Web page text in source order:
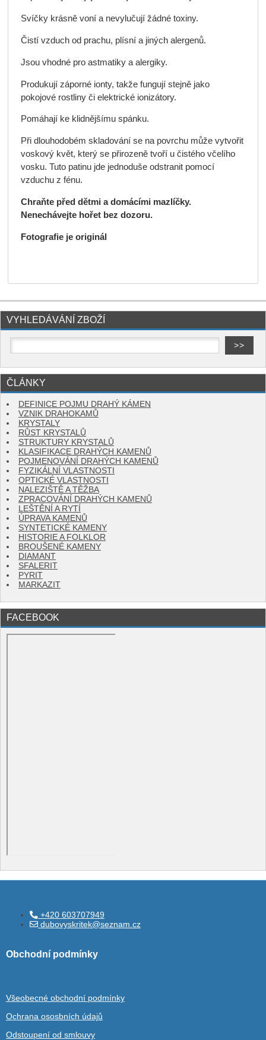
Svíčky krásně voní a nevylučují žádné toxiny.
Čistí vzduch od prachu, plísní a jiných alergenů.
Jsou vhodné pro astmatiky a alergiky.
Produkují záporné ionty, takže fungují stejně jako
pokojové rostliny či elektrické ionizátory.
Pomáhají ke klidnějšímu spánku.
Při dlouhodobém skladování se na povrchu může vytvořit
voskový květ, který se přirozeně tvoří u čistého včelího
vosku. Tuto patinu jde jednoduše odstranit pomocí
vzduchu z fénu.
Chraňte před dětmi a domácími mazlíčky.
Nenechávejte hořet bez dozoru.
Fotografie je originál
VYHLEDÁVÁNÍ ZBOŽÍ
ČLÁNKY
DEFINICE POJMU DRAHÝ KÁMEN
VZNIK DRAHOKAMŮ
KRYSTALY
RŮST KRYSTALŮ
STRUKTURY KRYSTALŮ
KLASIFIKACE DRAHÝCH KAMENŮ
POJMENOVÁNÍ DRAHÝCH KAMENŮ
FYZIKÁLNÍ VLASTNOSTI
OPTICKÉ VLASTNOSTI
NALEZIŠTĚ A TĚŽBA
ZPRACOVÁNÍ DRAHÝCH KAMENŮ
LEŠTĚNÍ A RYTÍ
ÚPRAVA KAMENŮ
SYNTETICKÉ KAMENY
HISTORIE A FOLKLOR
BROUŠENÉ KAMENY
DIAMANT
SFALERIT
PYRIT
MARKAZIT
FACEBOOK
+420 603707949
dubovyskritek@seznam.cz
Obchodní podmínky
Všeobecné obchodní podmínky
Ochrana ososbních údajů
Odstoupení od smlouvy